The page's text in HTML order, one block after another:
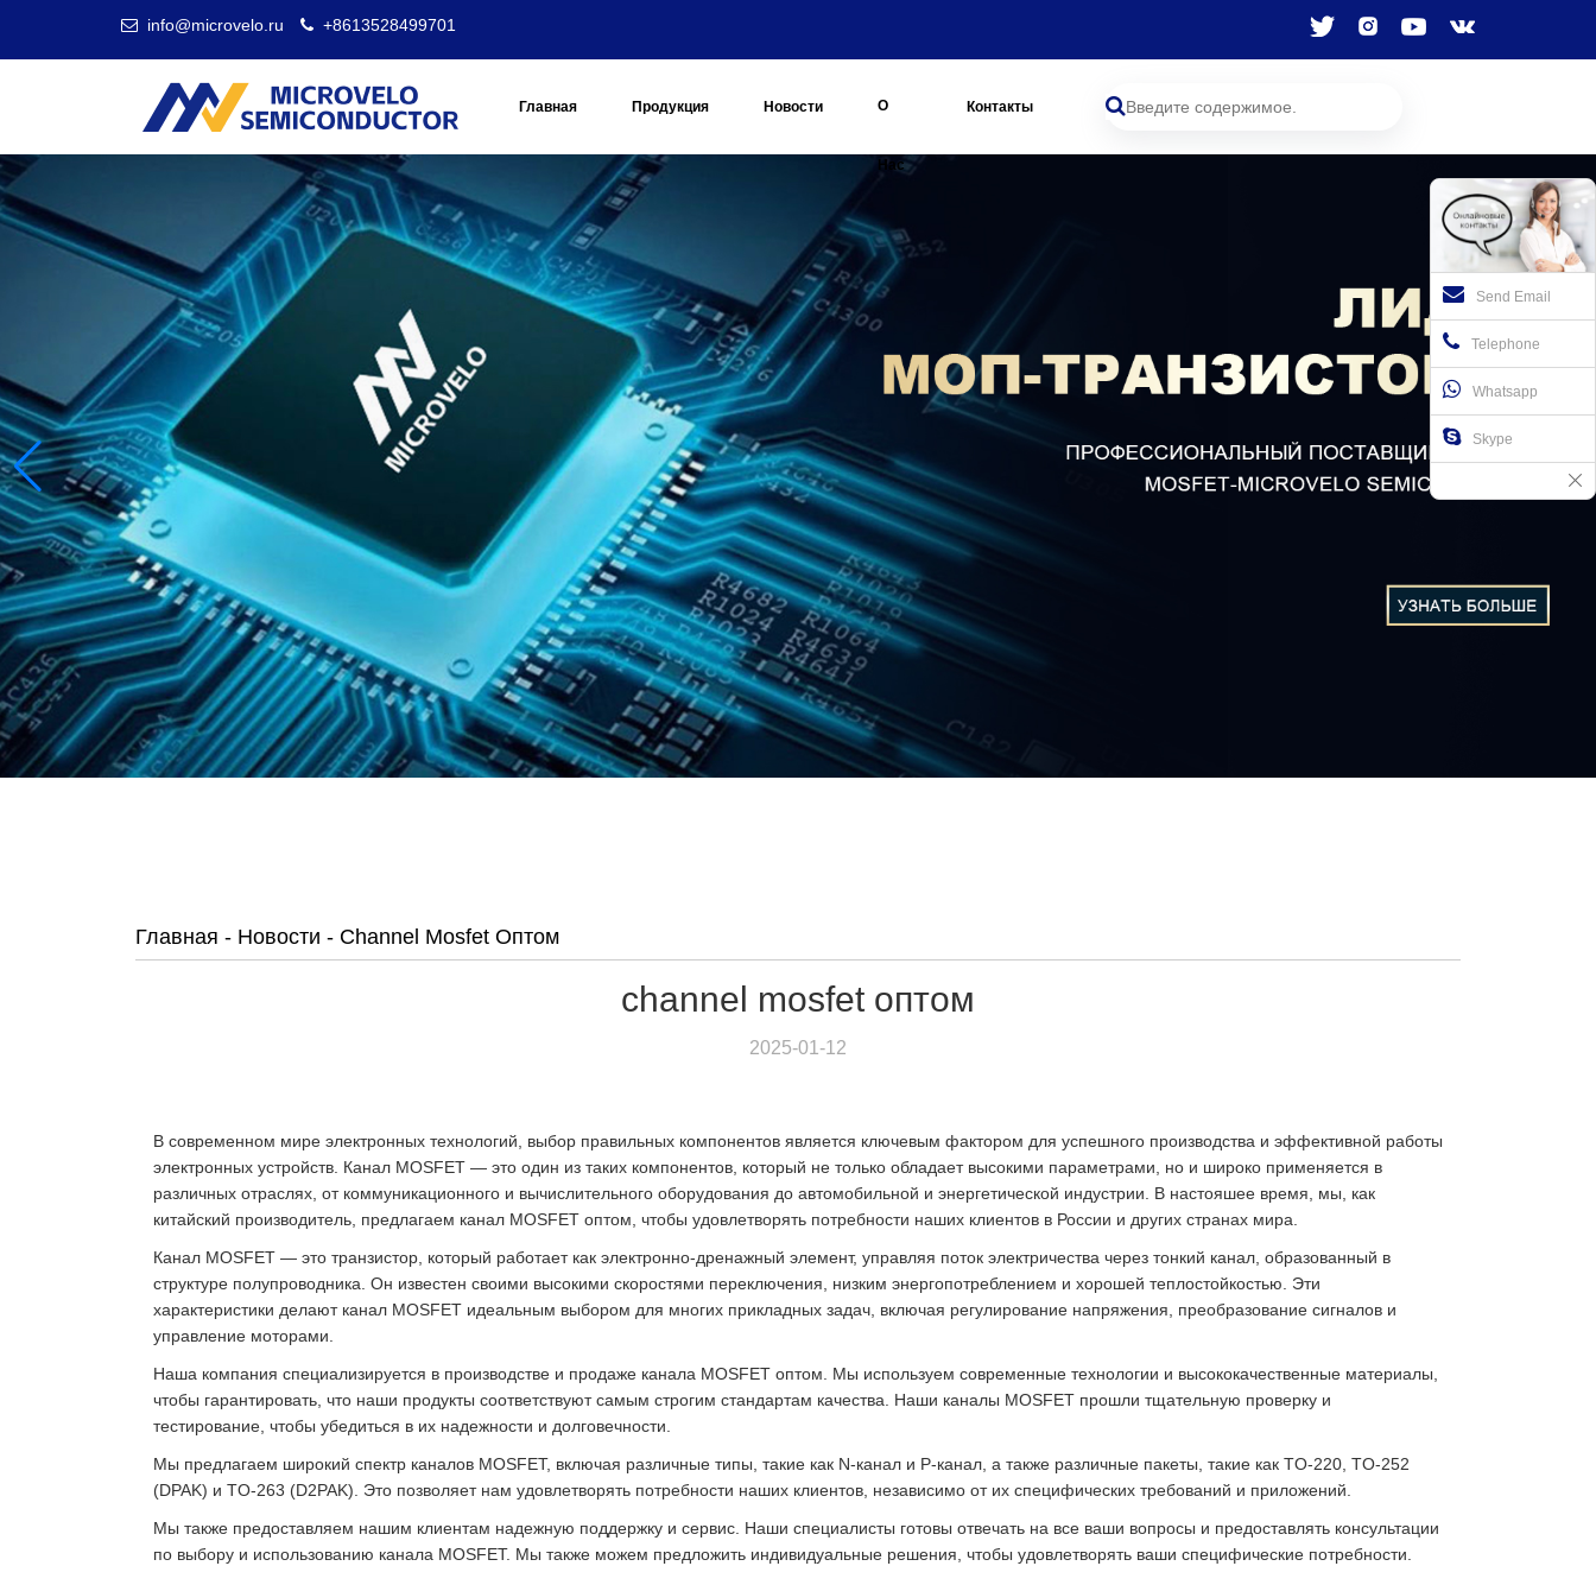
info@microvelo.ru +8613528499701
Главная Продукция Новости О
Нас
Контакты
Главная - Новости - Channel Mosfet Оптом
channel mosfet оптом
2025-01-12
В современном мире электронных технологий, выбор правильных компонентов является ключевым фактором для успешного производства и эффективной работы
электронных устройств. Канал MOSFET — это один из таких компонентов, который не только обладает высокими параметрами, но и широко применяется в
различных отраслях, от коммуникационного и вычислительного оборудования до автомобильной и энергетической индустрии. В настояшее время, мы, как
китайский производитель, предлагаем канал MOSFET оптом, чтобы удовлетворять потребности наших клиентов в России и других странах мира.
Канал MOSFET — это транзистор, который работает как электронно-дренажный элемент, управляя поток электричества через тонкий канал, образованный в
структуре полупроводника. Он известен своими высокими скоростями переключения, низким энергопотреблением и хорошей теплостойкостью. Эти
характеристики делают канал MOSFET идеальным выбором для многих прикладных задач, включая регулирование напряжения, преобразование сигналов и
управление моторами.
Наша компания специализируется в производстве и продаже канала MOSFET оптом. Мы используем современные технологии и высококачественные материалы,
чтобы гарантировать, что наши продукты соответствуют самым строгим стандартам качества. Наши каналы MOSFET прошли тщательную проверку и
тестирование, чтобы убедиться в их надежности и долговечности.
Мы предлагаем широкий спектр каналов MOSFET, включая различные типы, такие как N-канал и P-канал, а также различные пакеты, такие как TO-220, TO-252
(DPAK) и TO-263 (D2PAK). Это позволяет нам удовлетворять потребности наших клиентов, независимо от их специфических требований и приложений.
Мы также предоставляем нашим клиентам надежную поддержку и сервис. Наши специалисты готовы отвечать на все ваши вопросы и предоставлять консультации
по выбору и использованию канала MOSFET. Мы также можем предложить индивидуальные решения, чтобы удовлетворять ваши специфические потребности.
Send Email
Telephone
Whatsapp
Skype